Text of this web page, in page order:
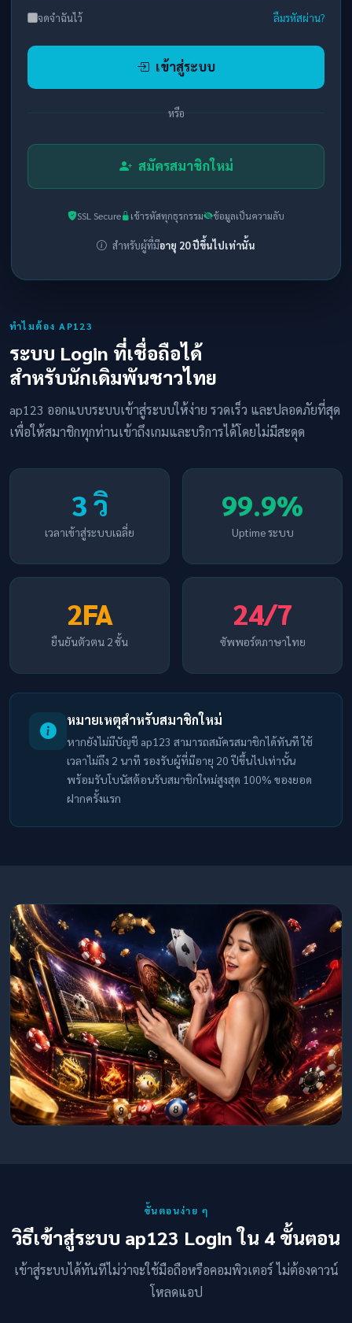
จดจำฉันไว้ ลืมรหัสผ่าน?
เข้าสู่ระบบ
หรือ
สมัครสมาชิกใหม่
SSL Secure เข้ารหัสทุกธุรกรรม ข้อมูลเป็นความลับ
สำหรับผู้ที่มีอายุ 20 ปีขึ้นไปเท่านั้น
ทำไมต้อง AP123
ระบบ Login ที่เชื่อถือได้
สำหรับนักเดิมพันชาวไทย
ap123 ออกแบบระบบเข้าสู่ระบบให้ง่าย รวดเร็ว และปลอดภัยที่สุด
เพื่อให้สมาชิกทุกท่านเข้าถึงเกมและบริการได้โดยไม่มีสะดุด
3 วิ
เวลาเข้าสู่ระบบเฉลี่ย
99.9%
Uptime ระบบ
2FA
ยืนยันตัวตน 2 ชั้น
24/7
ซัพพอร์ตภาษาไทย
หมายเหตุสำหรับสมาชิกใหม่
หากยังไม่มีบัญชี ap123 สามารถสมัครสมาชิกได้ทันที ใช้
เวลาไม่ถึง 2 นาที รองรับผู้ที่มีอายุ 20 ปีขึ้นไปเท่านั้น
พร้อมรับโบนัสต้อนรับสมาชิกใหม่สูงสุด 100% ของยอด
ฝากครั้งแรก
ขั้นตอนง่าย ๆ
วิธีเข้าสู่ระบบ ap123 Login ใน 4 ขั้นตอน
เข้าสู่ระบบได้ทันทีไม่ว่าจะใช้มือถือหรือคอมพิวเตอร์ ไม่ต้องดาวน์
โหลดแอป